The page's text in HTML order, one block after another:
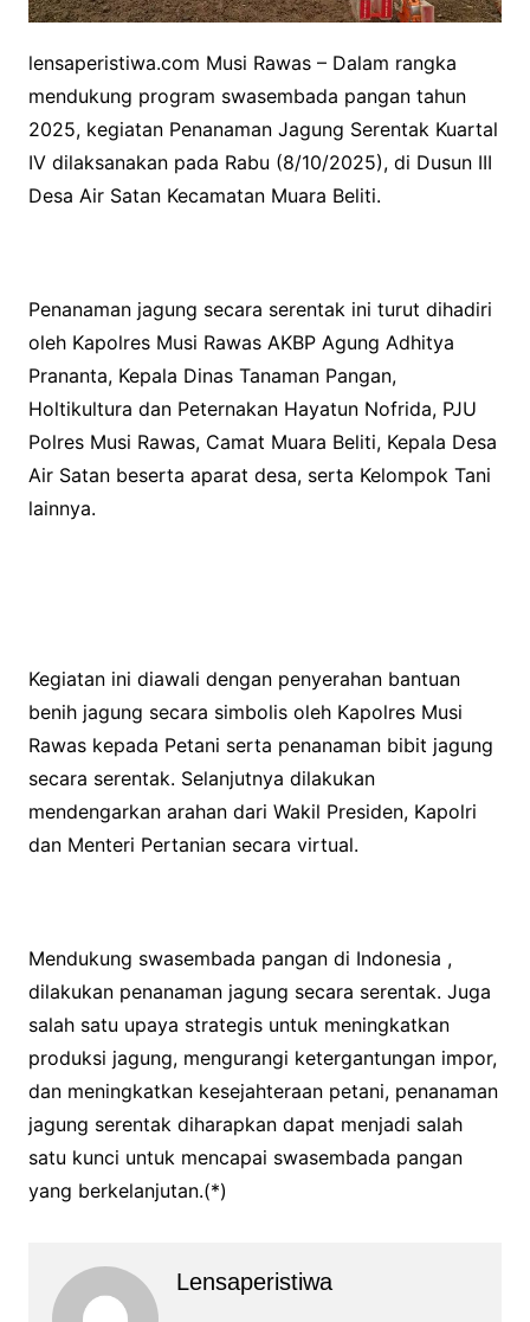
lensaperistiwa.com Musi Rawas – Dalam rangka
mendukung program swasembada pangan tahun
2025, kegiatan Penanaman Jagung Serentak Kuartal
IV dilaksanakan pada Rabu (8/10/2025), di Dusun III
Desa Air Satan Kecamatan Muara Beliti.
Penanaman jagung secara serentak ini turut dihadiri
oleh Kapolres Musi Rawas AKBP Agung Adhitya
Prananta, Kepala Dinas Tanaman Pangan,
Holtikultura dan Peternakan Hayatun Nofrida, PJU
Polres Musi Rawas, Camat Muara Beliti, Kepala Desa
Air Satan beserta aparat desa, serta Kelompok Tani
lainnya.
Kegiatan ini diawali dengan penyerahan bantuan
benih jagung secara simbolis oleh Kapolres Musi
Rawas kepada Petani serta penanaman bibit jagung
secara serentak. Selanjutnya dilakukan
mendengarkan arahan dari Wakil Presiden, Kapolri
dan Menteri Pertanian secara virtual.
Mendukung swasembada pangan di Indonesia ,
dilakukan penanaman jagung secara serentak. Juga
salah satu upaya strategis untuk meningkatkan
produksi jagung, mengurangi ketergantungan impor,
dan meningkatkan kesejahteraan petani, penanaman
jagung serentak diharapkan dapat menjadi salah
satu kunci untuk mencapai swasembada pangan
yang berkelanjutan.(*)
Lensaperistiwa